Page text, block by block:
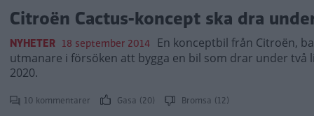
Citroën Cactus-koncept ska dra
NYHETER 18 september 2014 En konceptbil från Citroën,
utmanare i försöken att bygga en bil som drar under
2020.
10 kommentarer Gasa (20) Bromsa (12)